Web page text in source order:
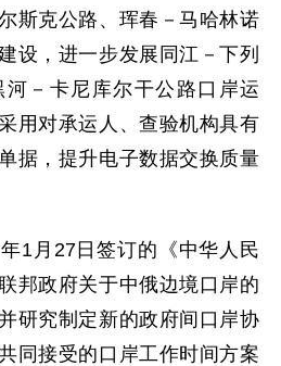
斯克公路、珲春－马哈林诺
设，进一步发展同江－下列
－卡尼库尔干公路口岸运
用对承运人、查验机构具有
据，提升电子数据交换质量
1月27日签订的《中华人民
邦政府关于中俄边境口岸的
研究制定新的政府间口岸协
同接受的口岸工作时间方案